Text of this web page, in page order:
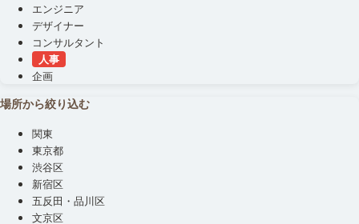
エンジニア
デザイナー
コンサルタント
人事
企画
場所から絞り込む
関東
東京都
渋谷区
新宿区
五反田・品川区
文京区